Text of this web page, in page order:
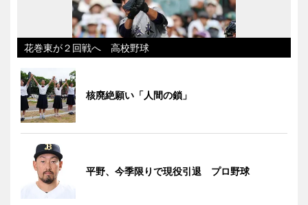
花巻東が２回戦へ 高校野球
核廃絶願い「人間の鎖」
平野、今季限りで現役引退 プロ野球